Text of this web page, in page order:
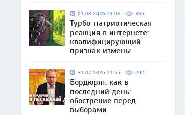
01.08.2026 23:03 366
Турбо-патриотическая
реакция в интернете:
квалифицирующий
признак измены
31.07.2026 21:55 292
Бордюрят, как в
последний день:
обострение перед
выборами